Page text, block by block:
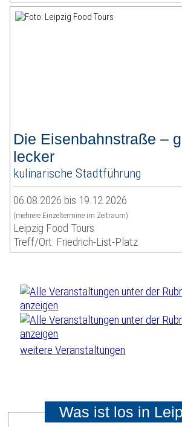
Die Eisenbahnstraße –
lecker
kulinarische Stadtführung
06.08.2026 bis 19.12.2026
(mehrere Einzeltermine im Zeitraum)
Leipzig Food Tours
Treff/Ort: Friedrich-List-Platz
weitere Veranstaltungen
Was ist los in